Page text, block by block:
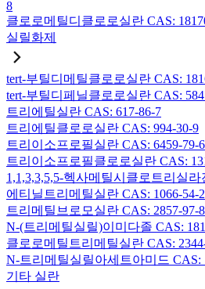
8
클로로메틸디클로로실란 CAS:
실릴화제
tert-부틸디메틸클로로실란 CAS:
tert-부틸디페닐클로로실란 CAS:
트리에틸실란 CAS: 617-86-7
트리에틸클로로실란 CAS: 994-30-9
트리이소프로필실란 CAS: 6459-79-6
트리이소프로필클로로실란 CAS:
1,1,3,3,5,5-헥사메틸시클로트리실라
에티닐트리메틸실란 CAS: 1066-54-2
트리메틸브로모실란 CAS: 2857-97-8
N-(트리메틸실릴)이미다졸 CAS:
클로로메틸트리메틸실란 CAS:
N-트리메틸실릴아세트아미드 CAS:
기타 실란